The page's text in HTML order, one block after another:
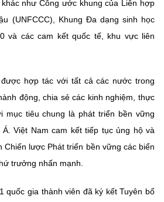
như Công ước khung của Liên hợp
(UNFCCC), Khung Đa dạng sinh học
và các cam kết quốc tế, khu vực liên
được hợp tác với tất cả các nước trong
động, chia sẻ các kinh nghiệm, thực
mục tiêu chung là phát triển bền vững
Việt Nam cam kết tiếp tục ủng hộ và
Chiến lược Phát triển bền vững các biển
trưởng nhấn mạnh.
quốc gia thành viên đã ký kết Tuyên bố